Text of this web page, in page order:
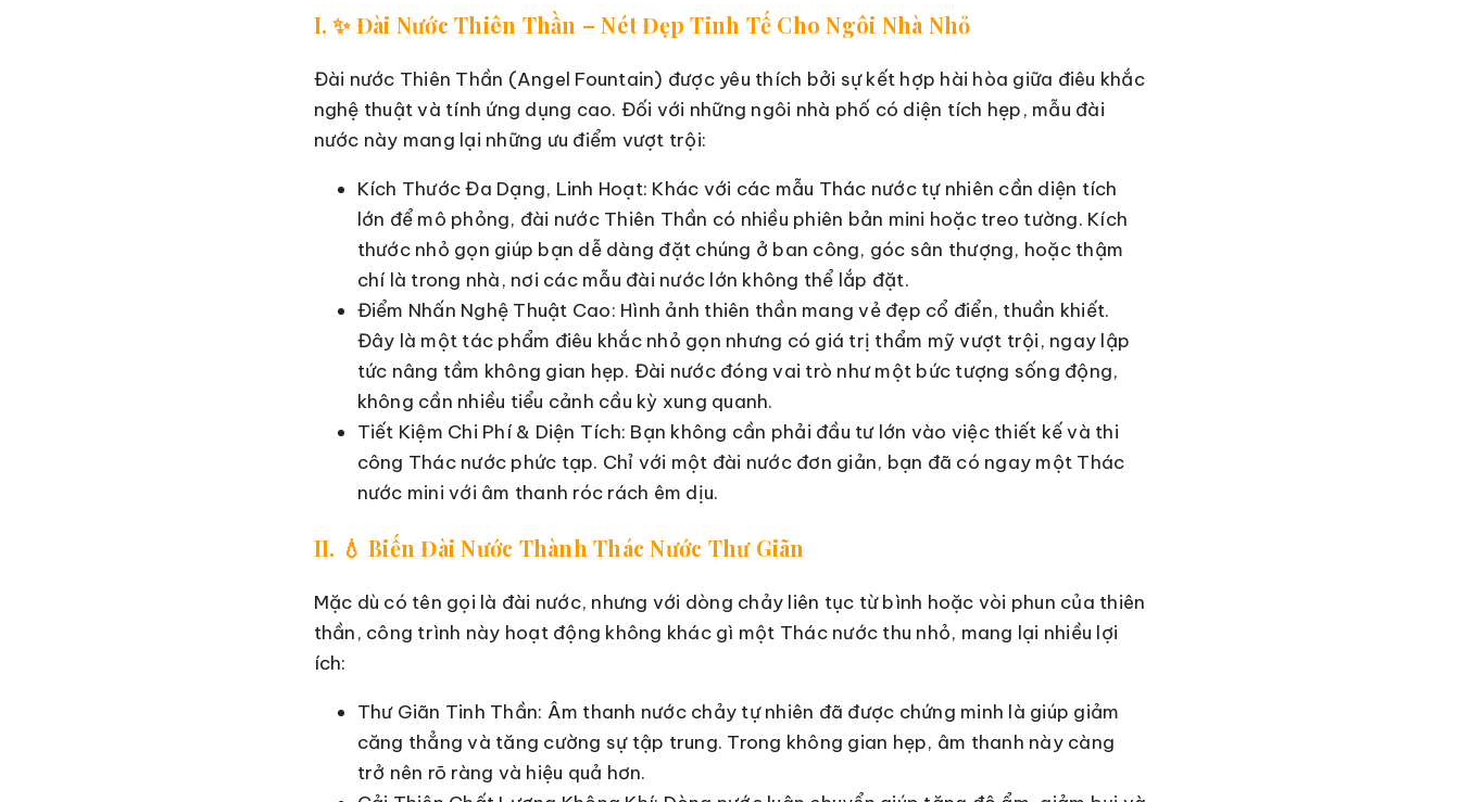
I. ✨ Đài Nước Thiên Thần – Nét Đẹp Tinh Tế Cho Ngôi Nhà Nhỏ
Đài nước Thiên Thần (Angel Fountain) được yêu thích bởi sự kết hợp hài hòa giữa điêu khắc
nghệ thuật và tính ứng dụng cao. Đối với những ngôi nhà phố có diện tích hẹp, mẫu đài
nước này mang lại những ưu điểm vượt trội:
Kích Thước Đa Dạng, Linh Hoạt: Khác với các mẫu Thác nước tự nhiên cần diện tích
lớn để mô phỏng, đài nước Thiên Thần có nhiều phiên bản mini hoặc treo tường. Kích
thước nhỏ gọn giúp bạn dễ dàng đặt chúng ở ban công, góc sân thượng, hoặc thậm
chí là trong nhà, nơi các mẫu đài nước lớn không thể lắp đặt.
Điểm Nhấn Nghệ Thuật Cao: Hình ảnh thiên thần mang vẻ đẹp cổ điển, thuần khiết.
Đây là một tác phẩm điêu khắc nhỏ gọn nhưng có giá trị thẩm mỹ vượt trội, ngay lập
tức nâng tầm không gian hẹp. Đài nước đóng vai trò như một bức tượng sống động,
không cần nhiều tiểu cảnh cầu kỳ xung quanh.
Tiết Kiệm Chi Phí & Diện Tích: Bạn không cần phải đầu tư lớn vào việc thiết kế và thi
công Thác nước phức tạp. Chỉ với một đài nước đơn giản, bạn đã có ngay một Thác
nước mini với âm thanh róc rách êm dịu.
II. 💧 Biến Đài Nước Thành Thác Nước Thư Giãn
Mặc dù có tên gọi là đài nước, nhưng với dòng chảy liên tục từ bình hoặc vòi phun của thiên
thần, công trình này hoạt động không khác gì một Thác nước thu nhỏ, mang lại nhiều lợi
ích:
Thư Giãn Tinh Thần: Âm thanh nước chảy tự nhiên đã được chứng minh là giúp giảm
căng thẳng và tăng cường sự tập trung. Trong không gian hẹp, âm thanh này càng
trở nên rõ ràng và hiệu quả hơn.